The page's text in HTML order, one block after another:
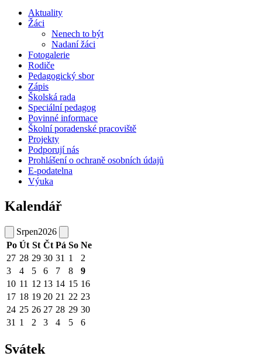
Aktuality
Žáci
Nenech to být
Nadaní žáci
Fotogalerie
Rodiče
Pedagogický sbor
Zápis
Školská rada
Speciální pedagog
Povinné informace
Školní poradenské pracoviště
Projekty
Podporují nás
Prohlášení o ochraně osobních údajů
E-podatelna
Výuka
Kalendář
Srpen2026
Po Út St Čt Pá So Ne
27 28 29 30 31 1
2
3
4 5 6 7 8
9
10 11 12 13 14 15 16
17 18 19 20 21 22 23
24 25 26 27 28 29 30
31 1 2 3 4 5 6
Svátek